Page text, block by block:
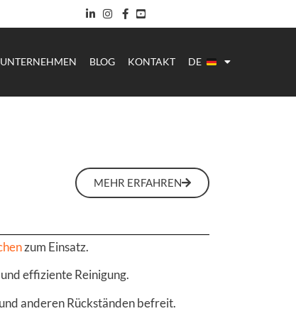
UNTERNEHMEN BLOG KONTAKT DE
MEHR ERFAHREN
zum Einsatz.
effiziente Reinigung.
anderen Rückständen befreit.